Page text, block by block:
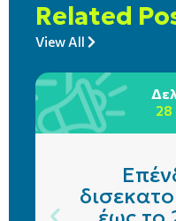
Related
View All
28